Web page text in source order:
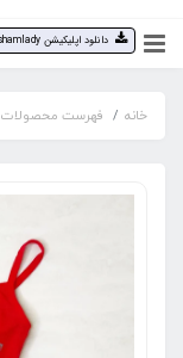
دانلود اپلیکیشن abrishamlady
خانه فهرست محصولات